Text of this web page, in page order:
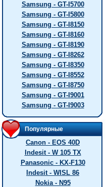
Samsung - GT-I5700
Samsung - GT-I5800
Samsung - GT-I8150
Samsung - GT-I8160
Samsung - GT-I8190
Samsung - GT-I8262
Samsung - GT-I8350
Samsung - GT-I8552
Samsung - GT-I8750
Samsung - GT-I9001
Samsung - GT-I9003
Популярные
Canon - EOS 40D
Indesit - W 105 TX
Panasonic - KX-F130
Indesit - WISL 86
Nokia - N95